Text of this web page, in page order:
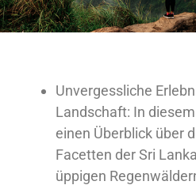
Unvergessliche
Landschaft: In
einen Überblick über
Facetten der Sri
üppigen